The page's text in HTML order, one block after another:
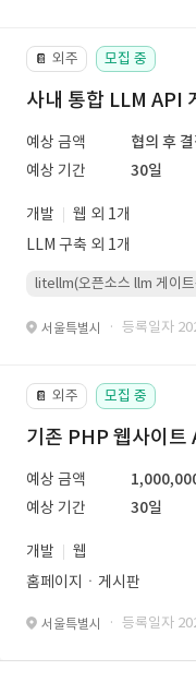
📔 외주 모집 중
사내 통합 LLM API
예상 금액
협의 후
예상 기간
30일
개발
웹 외 1개
LLM 구축 외 1개
litellm(오픈소스 llm 게이
서울특별시 · 등록일자
📔 외주 모집 중
기존 PHP 웹사이트
예상 금액
예상 기간
30일
개발
웹
홈페이지ㆍ게시판
서울특별시 · 등록일자